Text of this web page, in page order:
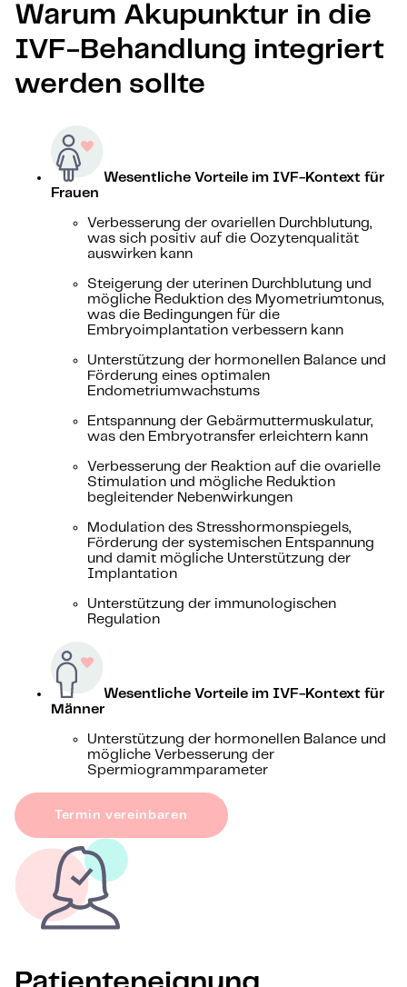
Warum Akupunktur in die
IVF-Behandlung integriert
werden sollte
Wesentliche Vorteile im IVF-Kontext für
Frauen
Verbesserung der ovariellen Durchblutung,
was sich positiv auf die Oozytenqualität
auswirken kann
Steigerung der uterinen Durchblutung und
mögliche Reduktion des Myometriumtonus,
was die Bedingungen für die
Embryoimplantation verbessern kann
Unterstützung der hormonellen Balance und
Förderung eines optimalen
Endometriumwachstums
Entspannung der Gebärmuttermuskulatur,
was den Embryotransfer erleichtern kann
Verbesserung der Reaktion auf die ovarielle
Stimulation und mögliche Reduktion
begleitender Nebenwirkungen
Modulation des Stresshormonspiegels,
Förderung der systemischen Entspannung
und damit mögliche Unterstützung der
Implantation
Unterstützung der immunologischen
Regulation
Wesentliche Vorteile im IVF-Kontext für
Männer
Unterstützung der hormonellen Balance und
mögliche Verbesserung der
Spermiogrammparameter
Termin vereinbaren